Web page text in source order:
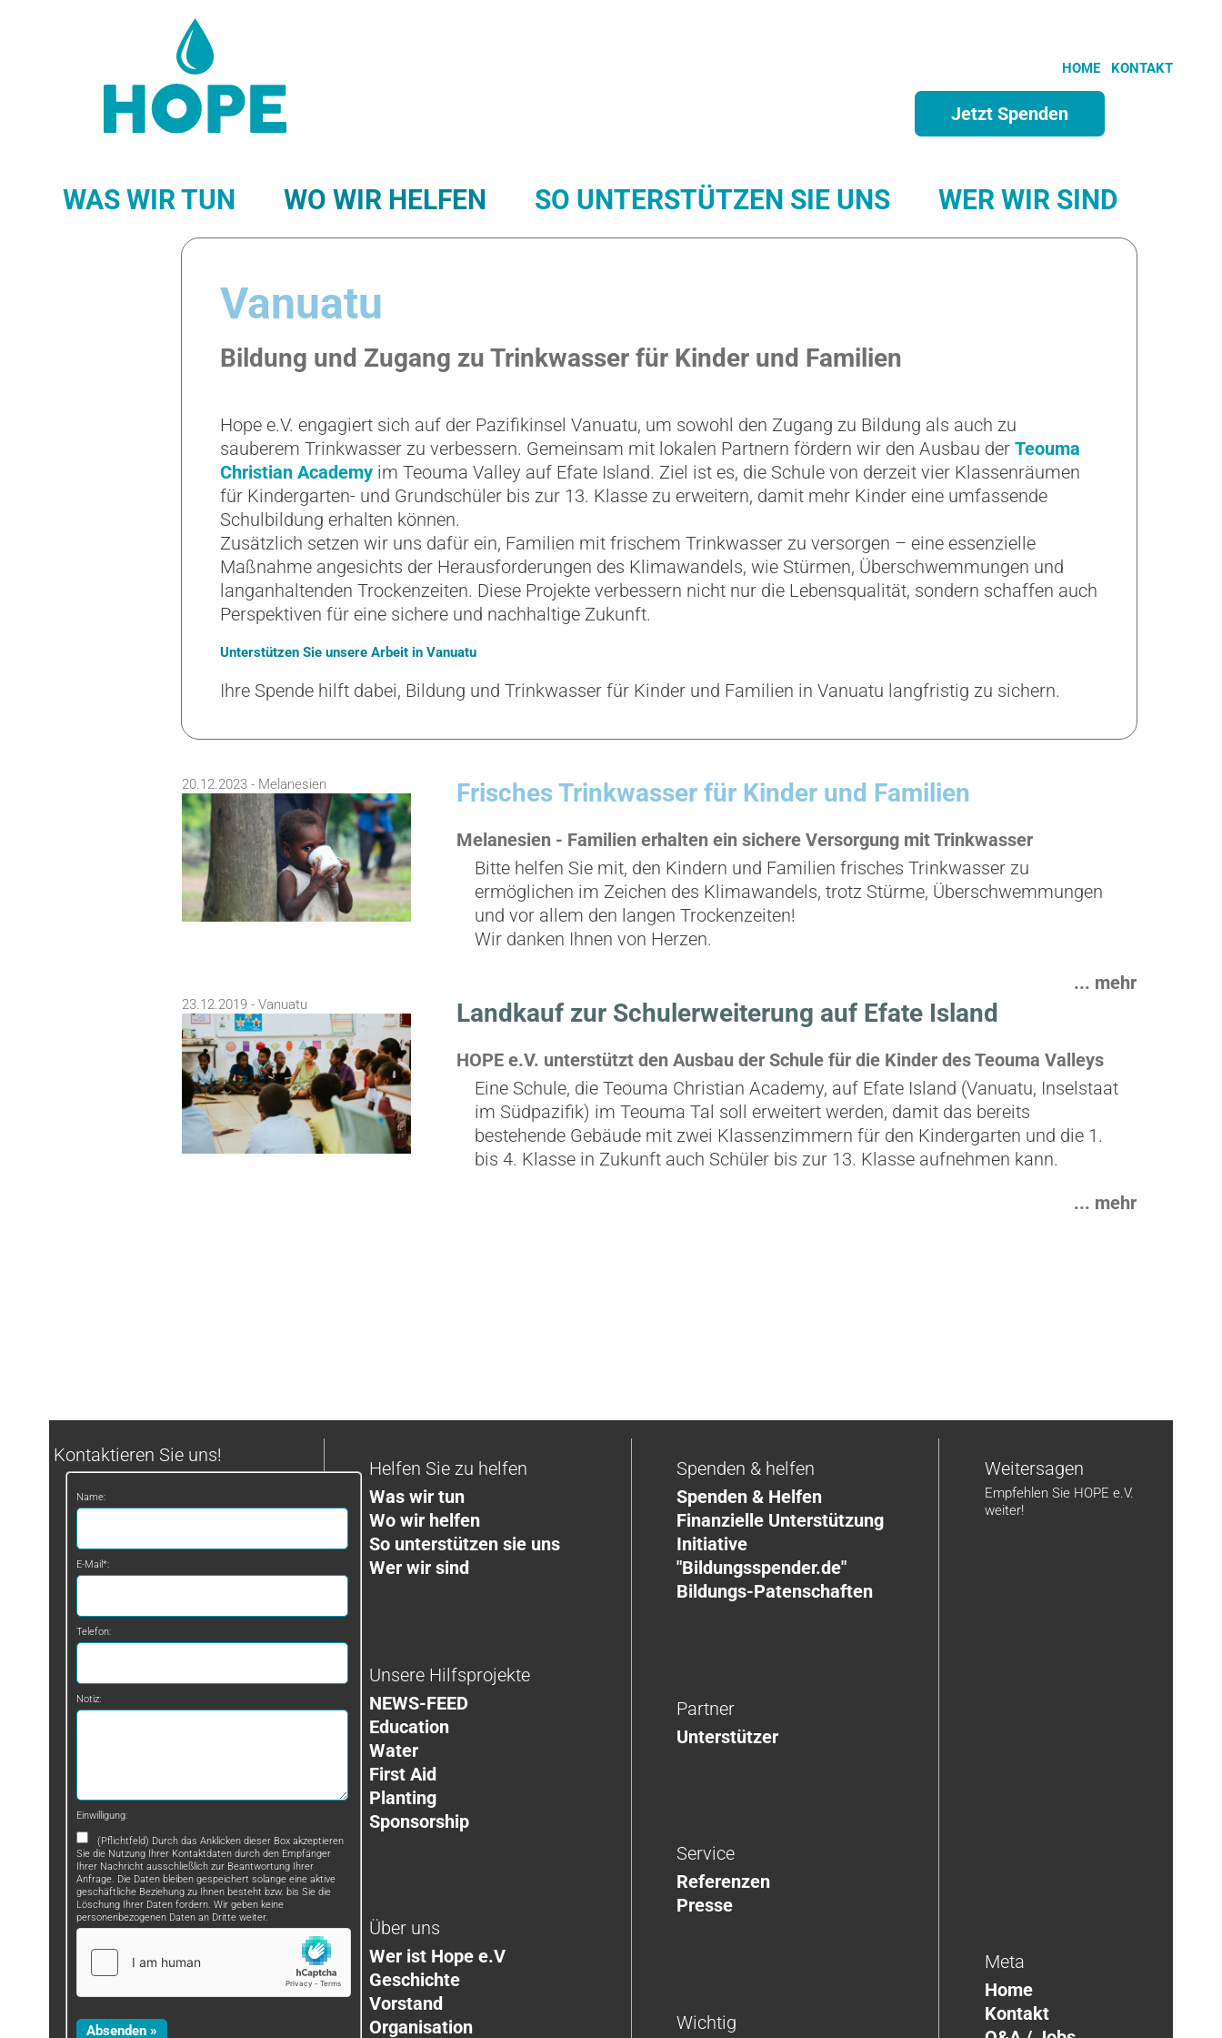
Jetzt Spenden
WAS WIR TUN WO WIR HELFEN SO UNTERSTÜTZEN SIE UNS WER WIR SIND
HOME KONTAKT
SANSIBAR (TANSANIA)
Vanuatu
Bildung und Zugang zu Trinkwasser für Kinder und Familien
Hope e.V. engagiert sich auf der Pazifikinsel Vanuatu, um sowohl den Zugang zu Bildung als auch zu
sauberem Trinkwasser zu verbessern. Gemeinsam mit lokalen Partnern fördern wir den Ausbau der Teouma
Christian Academy im Teouma Valley auf Efate Island. Ziel ist es, die Schule von derzeit vier Klassenräumen
für Kindergarten- und Grundschüler bis zur 13. Klasse zu erweitern, damit mehr Kinder eine umfassende
Schulbildung erhalten können.
Zusätzlich setzen wir uns dafür ein, Familien mit frischem Trinkwasser zu versorgen – eine essenzielle
Maßnahme angesichts der Herausforderungen des Klimawandels, wie Stürmen, Überschwemmungen und
langanhaltenden Trockenzeiten. Diese Projekte verbessern nicht nur die Lebensqualität, sondern schaffen auch
Perspektiven für eine sichere und nachhaltige Zukunft.
Unterstützen Sie unsere Arbeit in Vanuatu
Ihre Spende hilft dabei, Bildung und Trinkwasser für Kinder und Familien in Vanuatu langfristig zu sichern.
20.12.2023 - Melanesien Frisches Trinkwasser für Kinder und Familien
Melanesien - Familien erhalten ein sichere Versorgung mit Trinkwasser
Bitte helfen Sie mit, den Kindern und Familien frisches Trinkwasser zu
ermöglichen im Zeichen des Klimawandels, trotz Stürme, Überschwemmungen
und vor allem den langen Trockenzeiten!
Wir danken Ihnen von Herzen.
... mehr
23.12.2019 - Vanuatu Landkauf zur Schulerweiterung auf Efate Island
HOPE e.V. unterstützt den Ausbau der Schule für die Kinder des Teouma Valleys
Eine Schule, die Teouma Christian Academy, auf Efate Island (Vanuatu, Inselstaat
im Südpazifik) im Teouma Tal soll erweitert werden, damit das bereits
bestehende Gebäude mit zwei Klassenzimmern für den Kindergarten und die 1.
bis 4. Klasse in Zukunft auch Schüler bis zur 13. Klasse aufnehmen kann.
... mehr
Kontaktieren Sie uns!
Name:
E-Mail*:
Telefon:
Notiz:
Einwilligung:
(Pflichtfeld) Durch das Anklicken dieser Box akzeptieren
Sie die Nutzung Ihrer Kontaktdaten durch den Empfänger
Ihrer Nachricht ausschließlich zur Beantwortung Ihrer
Anfrage. Die Daten bleiben gespeichert solange eine aktive
geschäftliche Beziehung zu Ihnen besteht bzw. bis Sie die
Löschung Ihrer Daten fordern. Wir geben keine
personenbezogenen Daten an Dritte weiter.
Helfen Sie zu helfen
Was wir tun
Wo wir helfen
So unterstützen sie uns
Wer wir sind
Unsere Hilfsprojekte
NEWS-FEED
Education
Water
First Aid
Planting
Sponsorship
Über uns
Wer ist Hope e.V
Geschichte
Vorstand
Organisation
Spenden & helfen
Spenden & Helfen
Finanzielle Unterstützung
Initiative
"Bildungsspender.de"
Bildungs-Patenschaften
Partner
Unterstützer
Service
Referenzen
Presse
Wichtig
Weitersagen
Empfehlen Sie HOPE e.V.
weiter!
Meta
Home
Kontakt